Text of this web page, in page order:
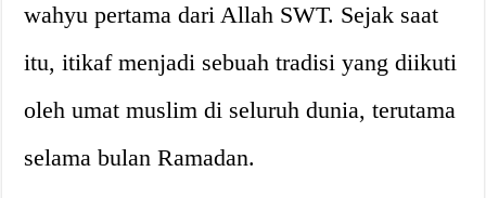
wahyu pertama dari Allah SWT. Sejak saat
itu, itikaf menjadi sebuah tradisi yang diikuti
oleh umat muslim di seluruh dunia, terutama
selama bulan Ramadan.